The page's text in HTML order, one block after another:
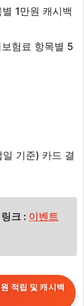
1만원 캐시백
험료 항목별 5
기준) 카드 결
크 : 이벤트
적립 및 캐시백